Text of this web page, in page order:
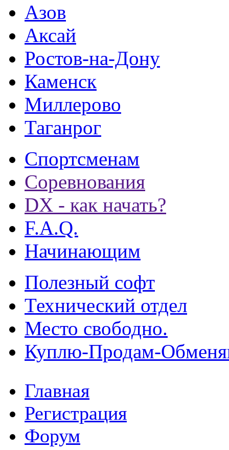
Азов
Аксай
Ростов-на-Дону
Каменск
Миллерово
Таганрог
Спортсменам
Соревнования
DX - как начать?
F.A.Q.
Начинающим
Полезный софт
Технический отдел
Место свободно.
Куплю-Продам-
Главная
Регистрация
Форум